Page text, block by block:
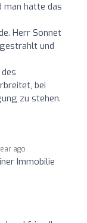
man hatte das
Herr Sonnet
und
bei
zu stehen.
ago
Immobilie